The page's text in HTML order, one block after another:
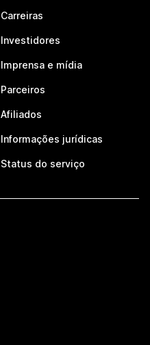
Carreiras
Investidores
Imprensa e mídia
Parceiros
Afiliados
Informações jurídicas
Status do serviço